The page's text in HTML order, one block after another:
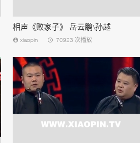
相声《败家子》 岳云鹏\孙越
xiaopin 70923 次播放